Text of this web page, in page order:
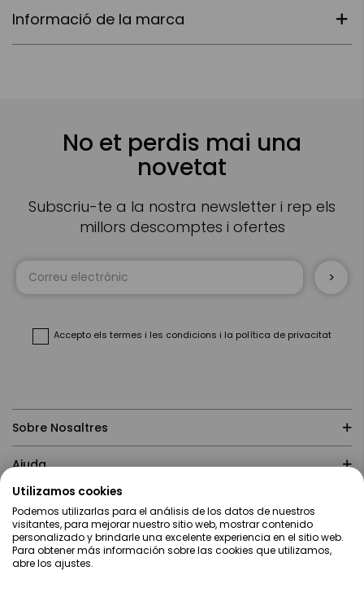
Informació de la marca
No et perdis mai una
novetat
Subscriu-te a la nostra newsletter i rep els
millors descomptes i ofertes
Accepto els termes i les condicions i la política de privacitat
Sobre Nosaltres
Ajuda
Contacte
Utilizamos cookies
Podemos utilizarlas para el análisis de los datos de nuestros
visitantes, para mejorar nuestro sitio web, mostrar contenido
personalizado y brindarle una excelente experiencia en el sitio web.
Para obtener más información sobre las cookies que utilizamos,
abre los ajustes.